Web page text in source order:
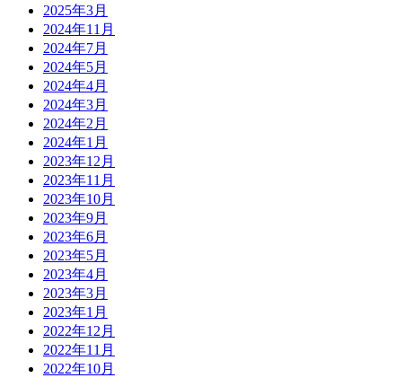
2025年3月
2024年11月
2024年7月
2024年5月
2024年4月
2024年3月
2024年2月
2024年1月
2023年12月
2023年11月
2023年10月
2023年9月
2023年6月
2023年5月
2023年4月
2023年3月
2023年1月
2022年12月
2022年11月
2022年10月